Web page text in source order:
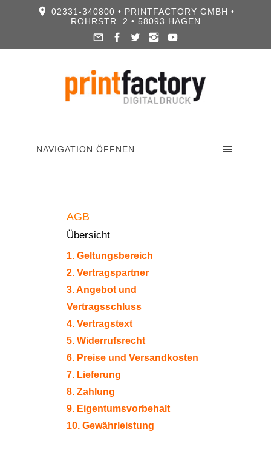
02331-340800 • PRINTFACTORY GMBH •
ROHRSTR. 2 • 58093 HAGEN
NAVIGATION ÖFFNEN
AGB
Übersicht
1. Geltungsbereich
2. Vertragspartner
3. Angebot und
Vertragsschluss
4. Vertragstext
5. Widerrufsrecht
6. Preise und Versandkosten
7. Lieferung
8. Zahlung
9. Eigentumsvorbehalt
10. Gewährleistung